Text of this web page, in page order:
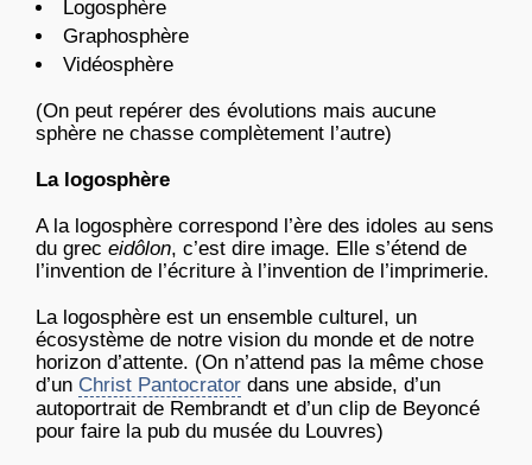
Logosphère
Graphosphère
Vidéosphère
(On peut repérer des évolutions mais aucune
sphère ne chasse complètement l’autre)
La logosphère
A la logosphère correspond l’ère des idoles au sens
du grec eidôlon, c’est dire image. Elle s’étend de
l’invention de l’écriture à l’invention de l’imprimerie.
La logosphère est un ensemble culturel, un
écosystème de notre vision du monde et de notre
horizon d’attente. (On n’attend pas la même chose
d’un Christ Pantocrator dans une abside, d’un
autoportrait de Rembrandt et d’un clip de Beyoncé
pour faire la pub du musée du Louvres)